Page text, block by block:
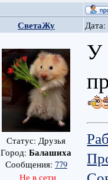
СветаЖу
Статус: Друзья
Город:Балашиха
Сообщения: 779
Не в сети
У